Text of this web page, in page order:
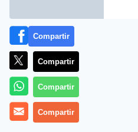
Compartir
Compartir
Compartir
Compartir